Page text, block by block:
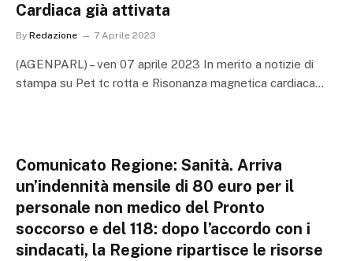
Cardiaca già attivata
By Redazione 7 Aprile 2023
(AGENPARL) – ven 07 aprile 2023 In merito a notizie di
stampa su Pet tc rotta e Risonanza magnetica cardiaca…
Comunicato Regione: Sanità. Arriva
un’indennità mensile di 80 euro per il
personale non medico del Pronto
soccorso e del 118: dopo l’accordo con i
sindacati, la Regione ripartisce le risorse